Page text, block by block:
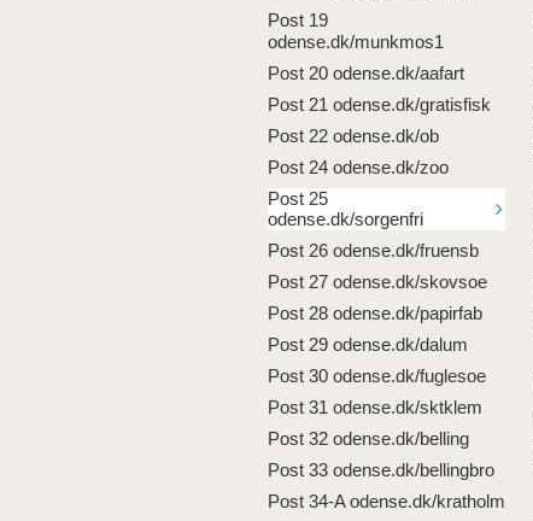
Post 19
odense.dk/munkmos1
Post 20 odense.dk/aafart
Post 21 odense.dk/gratisfisk
Post 22 odense.dk/ob
Post 24 odense.dk/zoo
Post 25
odense.dk/sorgenfri
Post 26 odense.dk/fruensb
Post 27 odense.dk/skovsoe
Post 28 odense.dk/papirfab
Post 29 odense.dk/dalum
Post 30 odense.dk/fuglesoe
Post 31 odense.dk/sktklem
Post 32 odense.dk/belling
Post 33 odense.dk/bellingbro
Post 34-A odense.dk/kratholm